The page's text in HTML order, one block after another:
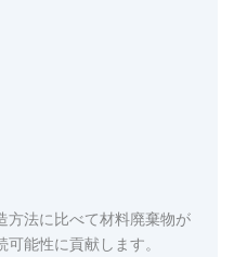
方法に比べて材料廃棄物が
能性に貢献します。